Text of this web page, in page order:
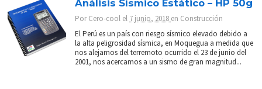
Análisis Sísmico Estático – HP 50g
PorCero-cool el 7 junio, 2018 en Construcción
El Perú es un país con riesgo sísmico elevado debido a
la alta peligrosidad sísmica, en Moquegua a medida que
nos alejamos del terremoto ocurrido el 23 de junio del
2001, nos acercamos a un sismo de gran magnitud...